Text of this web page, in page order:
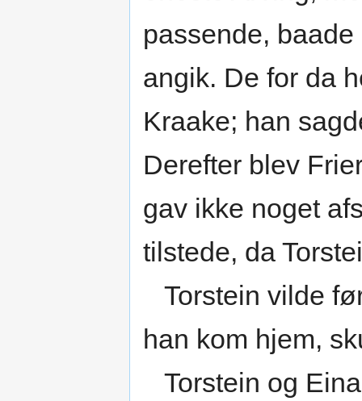
passende,
angik. De for da
Kraake; han
Derefter blev
gav ikke noget
tilstede, da
Torstein vilde
han kom hjem,
Torstein og